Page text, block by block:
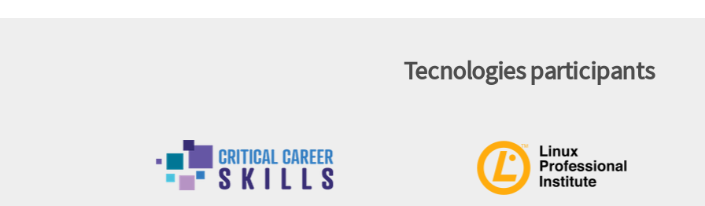
Tecnologies participants